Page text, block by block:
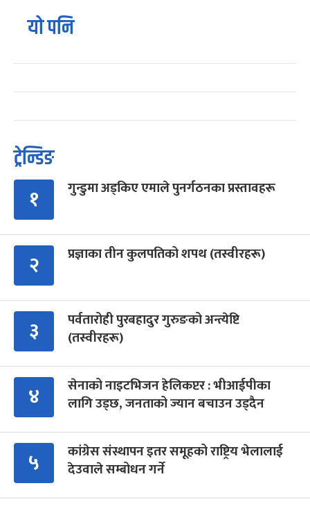
यो पनि
ट्रेन्डिङ
१ गुन्डुमा अड्किए एमाले पुनर्गठनका प्रस्तावहरू
२ प्रज्ञाका तीन कुलपतिको शपथ (तस्वीरहरू)
३
पर्वतारोही पुरबहादुर गुरुङको अन्त्येष्टि
(तस्वीरहरू)
४
सेनाको नाइटभिजन हेलिकप्टर : भीआईपीका
लागि उड्छ, जनताको ज्यान बचाउन उड्दैन
५
कांग्रेस संस्थापन इतर समूहको राष्ट्रिय भेलालाई
देउवाले सम्बोधन गर्ने